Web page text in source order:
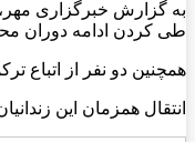
طی کردن ادامه دوران
همچنین دو نفر از اتباع
انتقال همزمان این